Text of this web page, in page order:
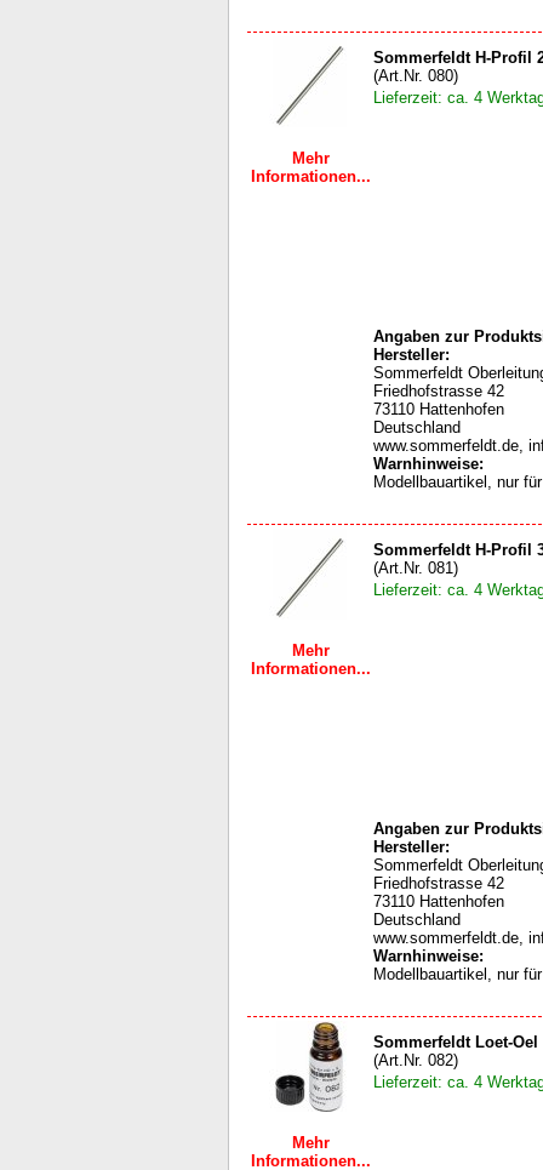
Mehr
Informationen...
Sommerfeldt H-Profil
(Art.Nr. 080)
Lieferzeit: ca. 4
Angaben zur
Hersteller:
Sommerfeldt
Friedhofstrasse 42
73110 Hattenhofen
Deutschland
www.sommerfeldt.de,
Warnhinweise:
Modellbauartikel, nur
Mehr
Informationen...
Sommerfeldt H-Profil
(Art.Nr. 081)
Lieferzeit: ca. 4
Angaben zur
Hersteller:
Sommerfeldt
Friedhofstrasse 42
73110 Hattenhofen
Deutschland
www.sommerfeldt.de,
Warnhinweise:
Modellbauartikel, nur
Mehr
Informationen...
Sommerfeldt Loet-Oel
(Art.Nr. 082)
Lieferzeit: ca. 4